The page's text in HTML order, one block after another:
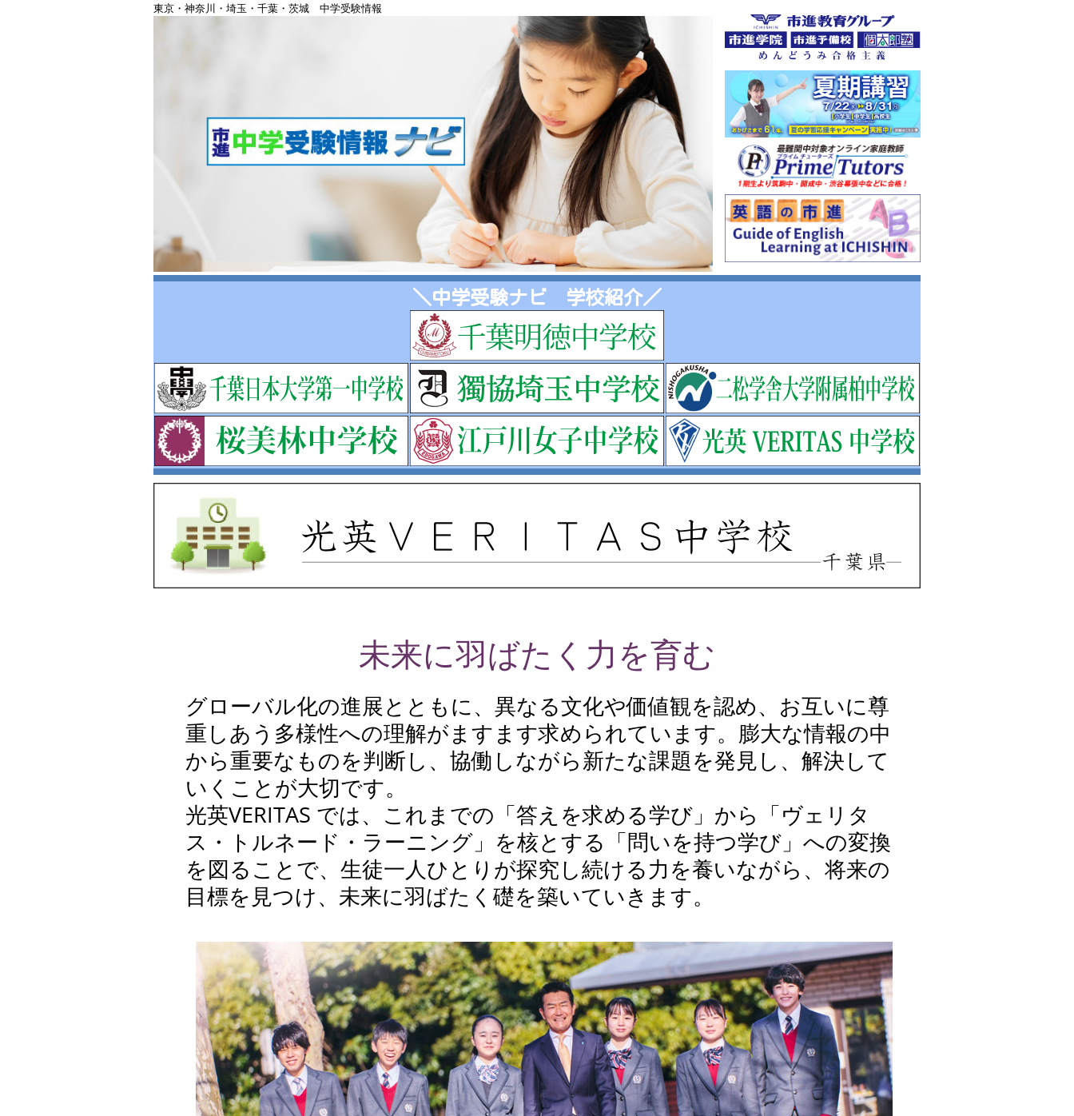
未来に羽ばたく力を育む
グローバル化の進展とともに、異なる文化や価値観を認め、お互いに尊
重しあう多様性への理解がますます求められています。膨大な情報の中
から重要なものを判断し、協働しながら新たな課題を発見し、解決して
いくことが大切です。
光英VERITAS では、これまでの「答えを求める学び」から「ヴェリタ
ス・トルネード・ラーニング」を核とする「問いを持つ学び」への変換
を図ることで、生徒一人ひとりが探究し続ける力を養いながら、将来の
目標を見つけ、未来に羽ばたく礎を築いていきます。